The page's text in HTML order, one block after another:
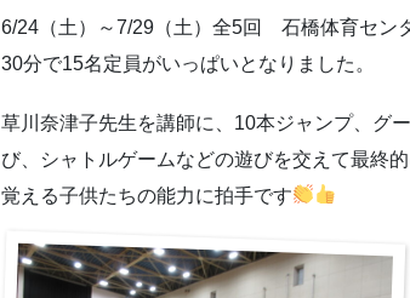
6/24（土）～7/29（土）全5回 石橋体育セン
30分で15名定員がいっぱいとなりました。
草川奈津子先生を講師に、10本ジャンプ、グ
び、シャトルゲームなどの遊びを交えて最終
覚える子供たちの能力に拍手です